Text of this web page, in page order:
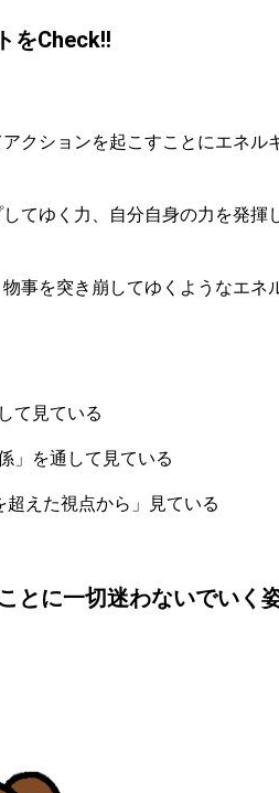
をCheck!!
アクションを起こすことにエネル
してゆく力、自分自身の力を発揮
物事を突き崩してゆくようなエネ
て見ている
」を通して見ている
超えた視点から」見ている
とに一切迷わないでいく